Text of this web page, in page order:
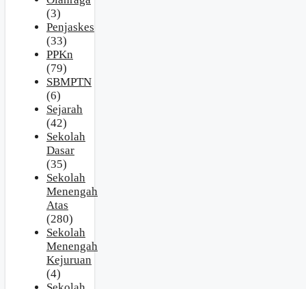
(3)
Penjaskes
(33)
PPKn
(79)
SBMPTN
(6)
Sejarah
(42)
Sekolah
Dasar
(35)
Sekolah
Menengah
Atas
(280)
Sekolah
Menengah
Kejuruan
(4)